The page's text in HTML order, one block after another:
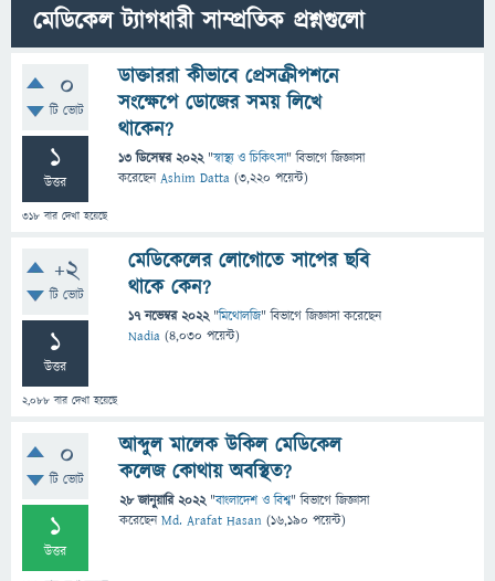
মেডিকেল ট্যাগধারী সাম্প্রতিক প্রশ্নগুলো
0
টি ভোট
1
উত্তর
318 বার দেখা হয়েছে
ডাক্তাররা কীভাবে প্রেসক্রীপশনে
সংক্ষেপে ডোজের সময় লিখে
থাকেন?
13 ডিসেম্বর 2022 "স্বাস্থ্য ও চিকিৎসা" বিভাগে জিজ্ঞাসা
করেছেনAshim Datta (3,220 পয়েন্ট)
+2
টি ভোট
1
উত্তর
2,088 বার দেখা হয়েছে
মেডিকেলের লোগোতে সাপের ছবি
থাকে কেন?
17 নভেম্বর 2022 "মিথোলজি" বিভাগে জিজ্ঞাসাকরেছেন
Nadia (4,030 পয়েন্ট)
0
টি ভোট
1
উত্তর
আব্দুল মালেক উকিল মেডিকেল
কলেজ কোথায় অবস্থিত?
28 জানুয়ারি 2022 "বাংলাদেশ ও বিশ্ব" বিভাগে জিজ্ঞাসা
করেছেনMd. Arafat Hasan (16,190 পয়েন্ট)